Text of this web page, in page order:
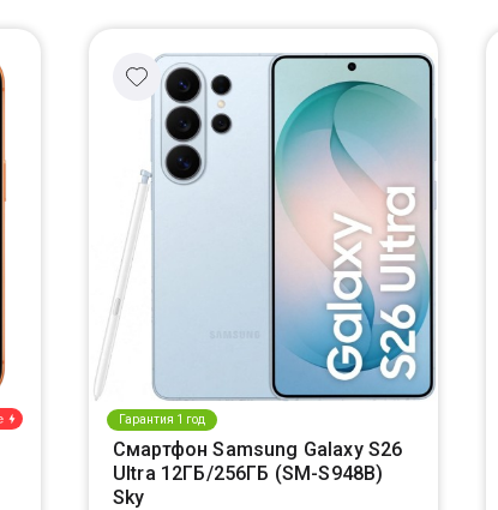
Гарантия 1 год
Смартфон Samsung Galaxy S26
Ultra 12ГБ/256ГБ (SM-S948B)
Sky